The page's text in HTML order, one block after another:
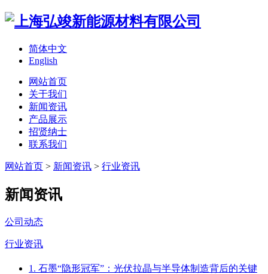
简体中文
English
网站首页
关于我们
新闻资讯
产品展示
招贤纳士
联系我们
网站首页 > 新闻资讯 > 行业资讯
新闻资讯
公司动态
行业资讯
1. 石墨“隐形冠军”：光伏拉晶与半导体制造背后的关键